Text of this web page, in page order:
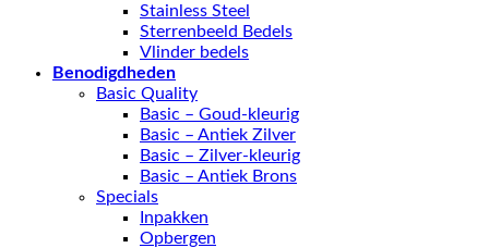
Stainless Steel
Sterrenbeeld Bedels
Vlinder bedels
Benodigdheden
Basic Quality
Basic – Goud-kleurig
Basic – Antiek Zilver
Basic – Zilver-kleurig
Basic – Antiek Brons
Specials
Inpakken
Opbergen